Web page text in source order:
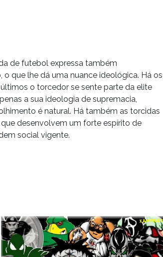
de futebol expressa também
que lhe dá uma nuance ideológica. Há os
o torcedor se sente parte da elite
a sua ideologia de supremacia,
é natural. Há também as torcidas
desenvolvem um forte espírito de
social vigente.